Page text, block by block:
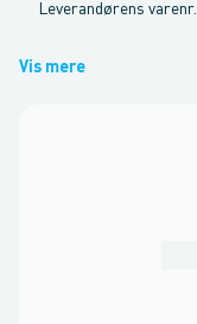
Leverandørens varenr.
Vis mere